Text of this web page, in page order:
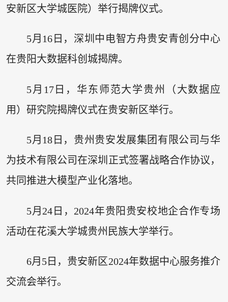
安新区大学城医院）举行揭牌仪式。
5月16日，深圳中电智方舟贵安青创分中心
在贵阳大数据科创城揭牌。
5月17日，华东师范大学贵州（大数据应
用）研究院揭牌仪式在贵安新区举行。
5月18日，贵州贵安发展集团有限公司与华
为技术有限公司在深圳正式签署战略合作协议，
共同推进大模型产业化落地。
5月24日，2024年贵阳贵安校地企合作专场
活动在花溪大学城贵州民族大学举行。
6月5日，贵安新区2024年数据中心服务推介
交流会举行。